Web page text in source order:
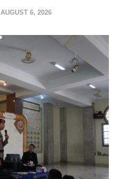
AUGUST 6, 2026